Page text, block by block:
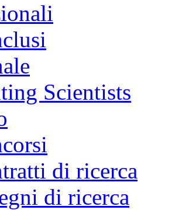
Scientists
di ricerca
di ricerca